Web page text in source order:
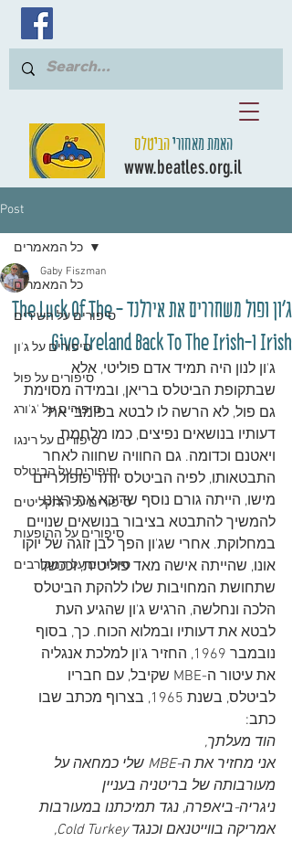
האמת מאחוריהביטלס
www.beatles.org.il
Post
כל המאמרים
סיפורים על השירים
סיפורים על ג'ון
סיפורים על פול
סיפורים על 'ג'ורג
סיפורים על רינגו
סיפורים על הביטלס
סיפורים על התקליטים
סיפורים על ההופעות
סיפורים על המקורבים
כל המאמרים
ג'ון ופול משחררים את אירלנד - The Luck Of The
Irish ו-Give Ireland Back To The Irish
Gaby Fiszman
ג'ון לנון היה תמיד אדם פוליטי, אלא
שבתקופת הביטלס בריאן, ובמידה מסוימת
גם פול, לא הרשה לו לבטא בפומבי את
דעותיו בנושאים נפיצים, כמו מלחמת
ויאטנם וכדומה. גם החוויה שחווה לאחר
התבטאותו, לפיה הביטלס יותר פופולריים
מישו, הייתה גורם נוסף שדיכא את רצונו
להמשיך להתבטא בציבור בנושאים שנויים
במחלוקת. אחרי שג'ון הפך לבן זוגה של יוקו
אונו, שהייתה אישה מאד פוליטית, וככשל
שתחושת המחויבות שלו ללהקת הביטלס
הלכה ונחלשה, הרגיש ג'ון שהגיע העת
לבטא את דעותיו ובמלוא הכוח. כך, בסוף
נובמבר 1969, החזיר ג'ון למלכת אנגליה
את עיטור ה-MBE שקיבל, עם חבריו
לביטלס, בשנת 1965, בצרוף מכתב שבו
כתב:
הוד מעלתך,
אני מחזיר את ה-MBE שלי כמחאה על
מעורבותה של בריטניה בעניין
ניגריה-ביאפרה, נגד תמיכתנו במעורבות
אמריקה בווייטנאם וכנגד Cold Turkey,